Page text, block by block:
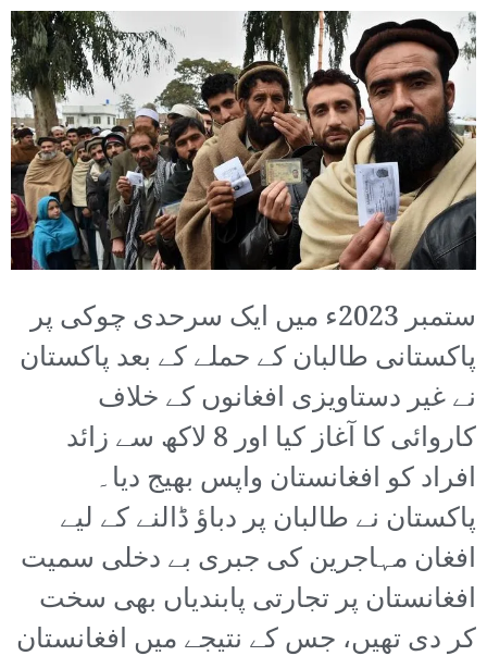
ستمبر 2023ء میں ایک سرحدی چوکی پر
پاکستانی طالبان کے حملے کے بعد پاکستان
نے غیر دستاویزی افغانوں کے خلاف
کاروائی کا آغاز کیا اور 8 لاکھ سے زائد
افراد کو افغانستان واپس بھیج دیا۔
پاکستان نے طالبان پر دباؤ ڈالنے کے لیے
افغان مہاجرین کی جبری بے دخلی سمیت
افغانستان پر تجارتی پابندیاں بھی سخت
کر دی تھیں، جس کے نتیجے میں افغانستان